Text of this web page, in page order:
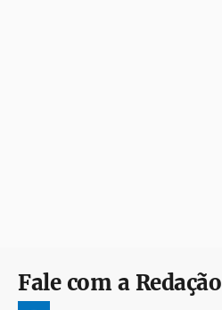
Fale com a Redação